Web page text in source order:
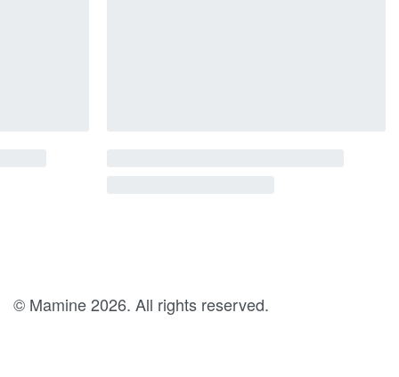
© Mamine 2026. All rights reserved.